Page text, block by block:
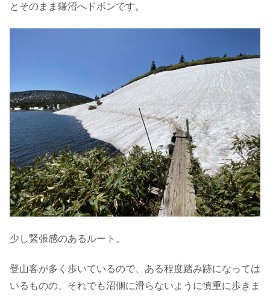
とそのまま鎌沼へドボンです。
少し緊張感のあるルート。
登山客が多く歩いているので、ある程度踏み跡になっては
いるものの、それでも沼側に滑らないように慎重に歩きま